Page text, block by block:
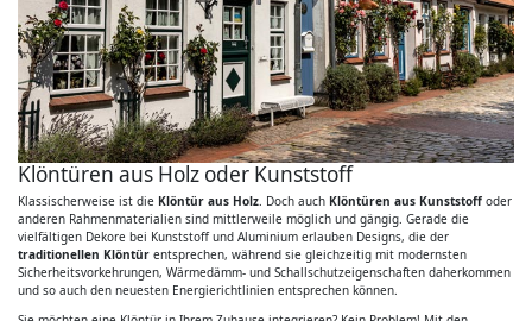
Klöntüren aus Holz oder Kunststoff
Klassischerweise ist die Klöntür aus Holz . Doch auch Klöntüren aus Kunststoff oder
anderen Rahmenmaterialien sind mittlerweile möglich und gängig. Gerade die
vielfältigen Dekore bei Kunststoff und Aluminium erlauben Designs, die der
traditionellen Klöntür entsprechen, während sie gleichzeitig mit modernsten
Sicherheitsvorkehrungen, Wärmedämm- und Schallschutzeigenschaften daherkommen
und so auch den neuesten Energierichtlinien entsprechen können.